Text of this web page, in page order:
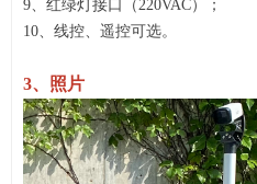
9、红绿灯接口（220VAC）；
10、线控、遥控可选。
3、照片